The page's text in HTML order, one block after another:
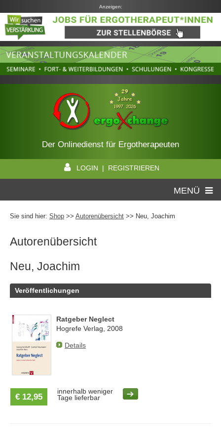
Anzeigen:
Der Onlinedienst für Ergotherapeuten
LOGIN | REGISTRIEREN
MENÜ
Sie sind hier: Shop >> Autorenübersicht >> Neu, Joachim
Autorenübersicht
Neu, Joachim
Veröffentlichungen
Ratgeber Neglect
Hogrefe Verlag, 2008
Details
€ 12,95
innerhalb weniger
Tage lieferbar